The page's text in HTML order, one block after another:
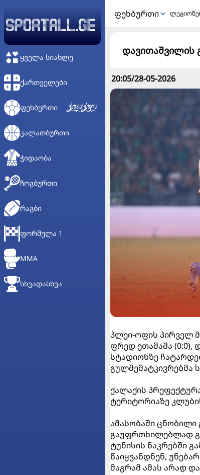
ᲧᲕᲔᲚᲐ ᲡᲘᲐᲮᲚᲔ
ᲥᲐᲠᲗᲕᲔᲚᲔᲑᲘ
ᲤᲔᲮᲑᲣᲠᲗᲘ
ᲙᲐᲚᲐᲗᲑᲣᲠᲗᲘ
ᲭᲘᲓᲐᲝᲑᲐ
ᲩᲝᲒᲑᲣᲠᲗᲘ
ᲠᲐᲒᲑᲘ
ᲤᲝᲠᲛᲣᲚᲐ 1
MMA
ᲡᲮᲕᲐᲓᲐᲡᲮᲕᲐ
ᲤᲔᲮᲑᲣᲠᲗᲘ
დავითაშვილის
20:05/28-05-2026
პლეი-ოფის პირველ
ფრედ ეთამაშა (0:0),
სტადიონზე
გულშემატკივრებმა
ქალაქის
ტერიტორიაზე
ამასობაში
გაუფრთხილებლად
ტუნისის ნაკრებში
წაიყვანდნენ,
მაგრამ ამას არად